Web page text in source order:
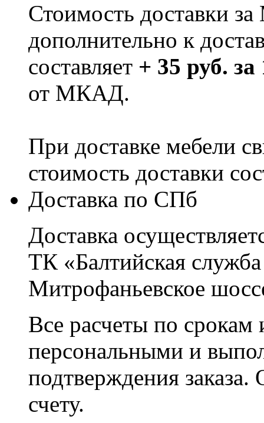
Стоимость доставки
дополнительно к
составляет + 35 руб.
от МКАД.
При доставке мебели
стоимость доставки
Доставка по СПб
Доставка
ТК «Балтийская
Митрофаньевское
Все расчеты по срокам
персональными и
подтверждения заказа.
счету.